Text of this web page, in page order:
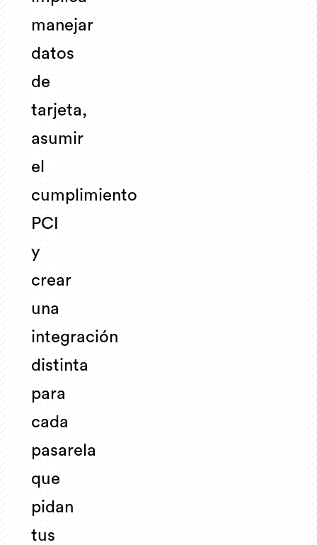
manejar
datos
de
tarjeta,
asumir
el
cumplimiento
PCI
y
crear
una
integración
distinta
para
cada
pasarela
que
pidan
tus